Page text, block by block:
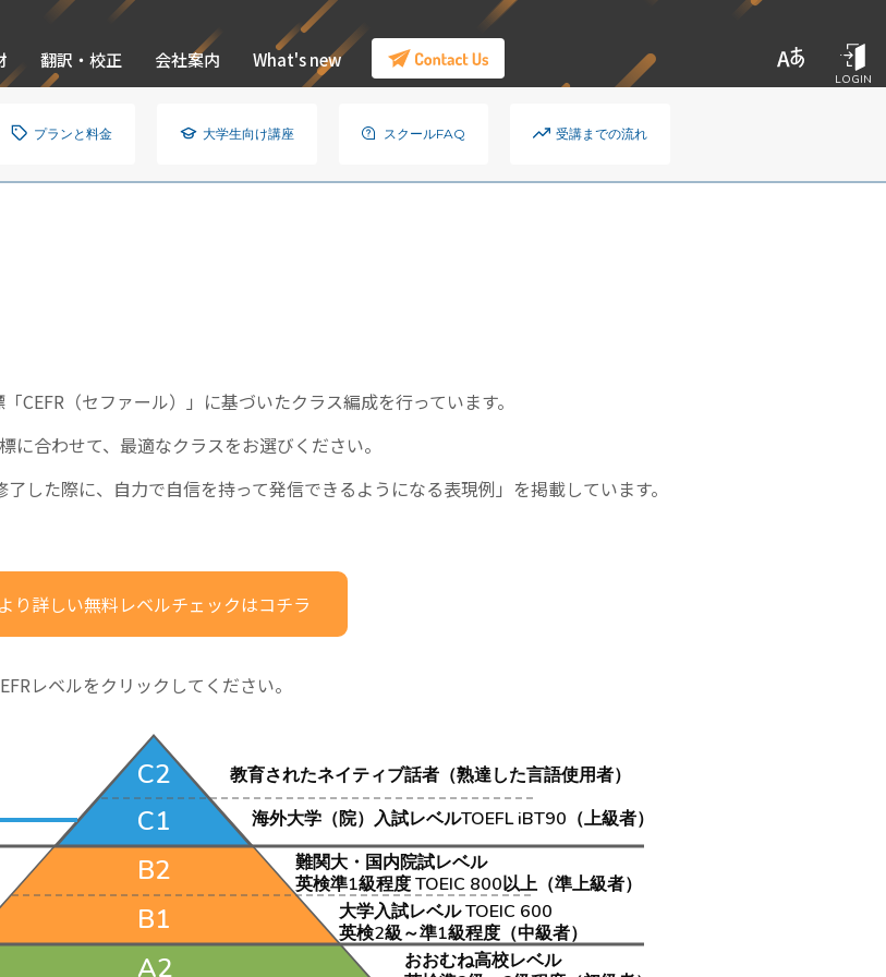
翻訳・校正 会社案内 What's new
LOGIN
プランと料金 大学生向け講座 スクールFAQ 受講までの流れ
CEFR（セファール）」に基づいたクラス編成を行っています。
合わせて、最適なクラスをお選びください。
した際に、自力で自信を持って発信できるようになる表現例」を掲載しています。
より詳しい無料レベルチェックはコチラ
レベルをクリックしてください。
C2
C1
B2
B1
A2
教育されたネイティブ話者（熟達した言語使用者）
海外大学（院）入試レベルTOEFL iBT90（上級者）
難関大・国内院試レベル
英検準1級程度 TOEIC 800以上（準上級者）
大学入試レベル TOEIC 600
英検2級～準1級程度（中級者）
おおむね高校レベル